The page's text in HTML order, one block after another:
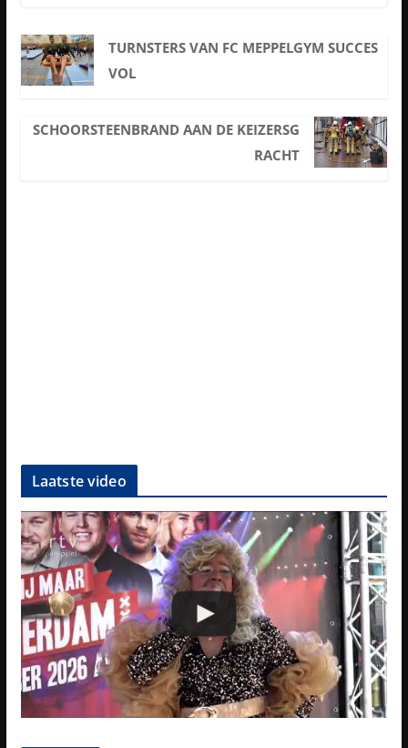
TURNSTERS VAN FC MEPPELGYM SUCCES
VOL
SCHOORSTEENBRAND AAN DE KEIZERSG
RACHT
Laatste video